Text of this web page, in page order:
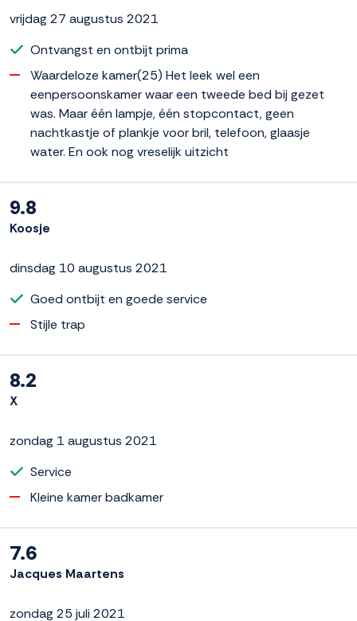
vrijdag 27 augustus 2021
Ontvangst en ontbijt prima
Waardeloze kamer(25) Het leek wel een
eenpersoonskamer waar een tweede bed bij gezet
was. Maar één lampje, één stopcontact, geen
nachtkastje of plankje voor bril, telefoon, glaasje
water. En ook nog vreselijk uitzicht
9.8
Koosje
dinsdag 10 augustus 2021
Goed ontbijt en goede service
Stijle trap
8.2
X
zondag 1 augustus 2021
Service
Kleine kamer badkamer
7.6
Jacques Maartens
zondag 25 juli 2021